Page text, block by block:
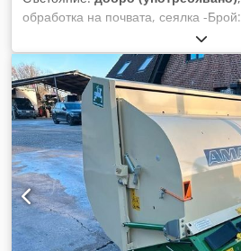
обработка на почвата, сеялка -
Amazone -Размер на гумите
-Главина: Ø 40 мм -Размери: Ø
гуми -Тегло: 51 кг/брой